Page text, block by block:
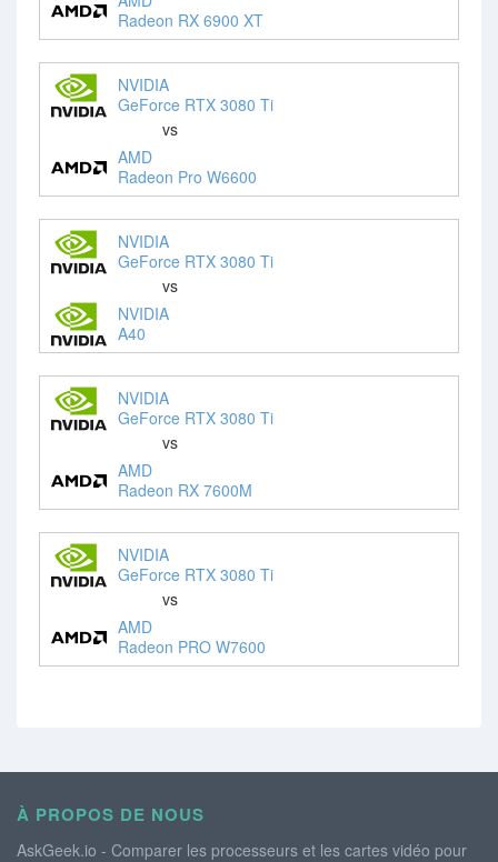
Radeon RX 6900 XT
NVIDIA
GeForce RTX 3080 Ti
vs
AMD
Radeon Pro W6600
NVIDIA
GeForce RTX 3080 Ti
vs
NVIDIA
A40
NVIDIA
GeForce RTX 3080 Ti
vs
AMD
Radeon RX 7600M
NVIDIA
GeForce RTX 3080 Ti
vs
AMD
Radeon PRO W7600
À PROPOS DE NOUS
AskGeek.io - Comparer les processeurs et les cartes vidéo pour